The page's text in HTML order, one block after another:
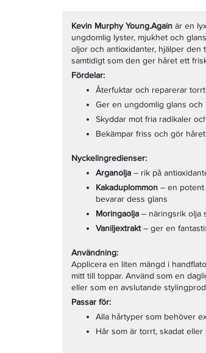
Kevin Murphy Young.Again är en
ungdomlig lyster, mjukhet och
oljor och antioxidanter, hjälper
samtidigt som den ger håret ett
Fördelar:
Återfuktar och reparerar
Ger en ungdomlig glans och
Skyddar mot fria radikaler
Bekämpar friss och gör
Nyckelingredienser:
Arganolja – rik på
Kakaduplommon – en potent
bevarar dess glans
Moringaolja – näringsrik olja
Vaniljextrakt– ger en
Användning:
Applicera en liten mängd i
mitt till toppar. Använd som en
eller som en avslutande
Passar för:
Alla hårtyper som behöver
Hår som är torrt, skadat eller